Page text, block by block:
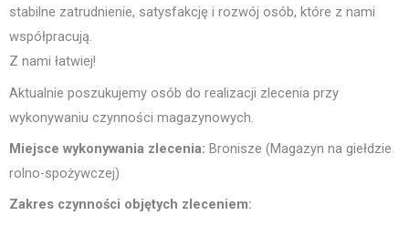
stabilne zatrudnienie, satysfakcję i rozwój osób, które z nami
współpracują.
Z nami łatwiej!
Aktualnie poszukujemy osób do realizacji zlecenia przy
wykonywaniu czynności magazynowych.
Miejsce wykonywania zlecenia: Bronisze (Magazyn na giełdzie
rolno-spożywczej)
Zakres czynności objętych zleceniem: